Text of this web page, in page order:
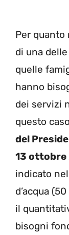
Per quanto
di una
quelle
hanno
dei servizi
questo
del
13 ottobre
indicato
d’acqua
il
bisogni